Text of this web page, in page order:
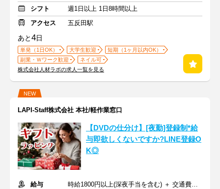
シフト
週1日以上 1日8時間以上
アクセス
五反田駅
あと4日
単発（1日OK） 大学生歓迎
短期（1ヶ月以内OK）
副業・Ｗワーク歓迎
ネイル可
株式会社人材ラボの求人一覧を見る
NEW
LAPI-Staff株式会社 本社/軽作業窓口
【DVDの仕分け】[夜勤]登録制*給
与即欲しくないですか?LINE登録O
K◎
給与
時給1800円以上(深夜手当を含む) ＋ 交通費全額支給